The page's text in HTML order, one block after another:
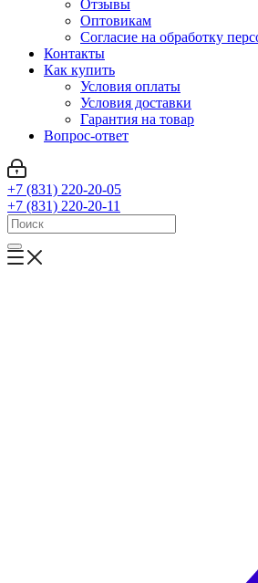
Отзывы
Оптовикам
Cогласие на обработку
Контакты
Как купить
Условия оплаты
Условия доставки
Гарантия на товар
Вопрос-ответ
+7 (831) 220-20-05
+7 (831) 220-20-11